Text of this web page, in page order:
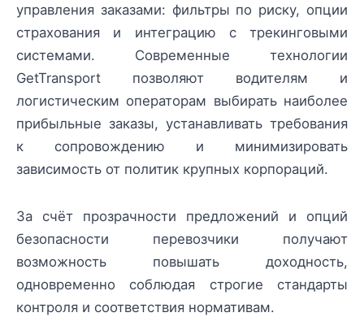
управления заказами: фильтры по риску, опции
страхования и интеграцию с трекинговыми
системами. Современные технологии
GetTransport позволяют водителям и
логистическим операторам выбирать наиболее
прибыльные заказы, устанавливать требования
к сопровождению и минимизировать
зависимость от политик крупных корпораций.
За счёт прозрачности предложений и опций
безопасности перевозчики получают
возможность повышать доходность,
одновременно соблюдая строгие стандарты
контроля и соответствия нормативам.